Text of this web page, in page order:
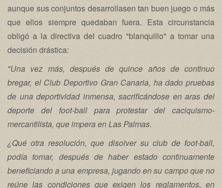
aunque sus conjuntos desarrollasen tan buen juego o más
que ellos siempre quedaban fuera. Esta circunstancia
obligó a la directiva del cuadro "blanquillo" a tomar una
decisión drástica:
"Una vez más, después de quince años de continuo
bregar, el Club Deportivo Gran Canaria, ha dado pruebas
de una deportividad inmensa, sacrificándose en aras del
deporte del foot-ball para protestar del caciquismo-
mercantilista, que impera en Las Palmas.
¿Qué otra resolución, que disolver su club de foot-ball,
podía tomar, después de haber estado continuamente
beneficiando a una empresa, jugando en su campo que no
reúne las condiciones que exigen los reglamentos, en